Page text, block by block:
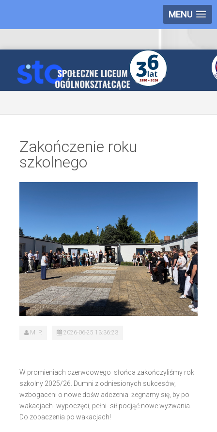
MENU
Zakończenie roku
szkolnego
M. P. 2026-06-25 13:36:23
W promieniach czerwcowego słońca zakończyliśmy rok
szkolny 2025/26. Dumni z odniesionych sukcesów,
wzbogaceni o nowe doświadczenia żegnamy się, by po
wakacjach- wypoczęci, pełni- sił podjąć nowe wyzwania.
Do zobaczenia po wakacjach!